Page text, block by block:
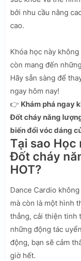
bởi nhu cầu nâng
cao.
Khóa học này
còn mang đến
Hãy sẵn sàng để
ngay hôm nay!
👉 Khám phá ngay
Đốt cháy năng
biến đổi vóc dáng
Tại sao Học
Đốt cháy
HOT?
Dance Cardio
mà còn là một hình
thẳng, cải thiện tinh
những động tác
động, bạn sẽ cảm
giờ hết.